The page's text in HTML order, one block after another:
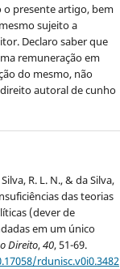
o presente artigo, bem
sujeito a
Declaro saber que
remuneração em
do mesmo, não
autoral de cunho
R. L. N., & da Silva,
das teorias
(dever de
em um único
Direito,40, 51-69.
rdunisc.v0i0.3482